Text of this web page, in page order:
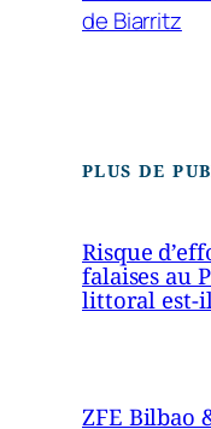
de Biarritz
PLUS DE
Risque
falaises au
littoral est-
ZFE Bilbao